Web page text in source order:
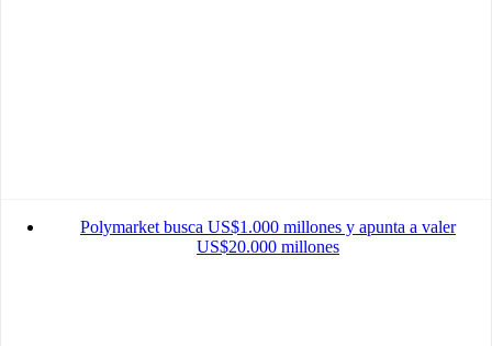
Polymarket busca US$1.000 millones y apunta a valer
US$20.000 millones